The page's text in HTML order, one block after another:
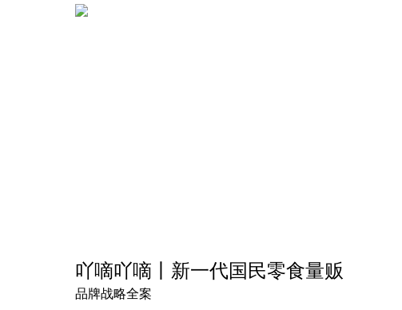
吖嘀吖嘀丨新一代国民零食量贩
品牌战略全案